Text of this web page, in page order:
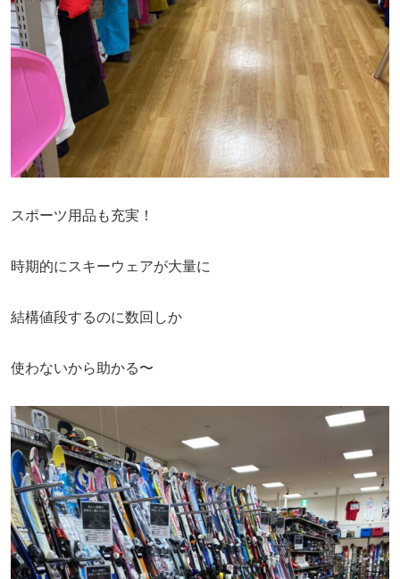
スポーツ用品も充実！
時期的にスキーウェアが大量に
結構値段するのに数回しか
使わないから助かる〜